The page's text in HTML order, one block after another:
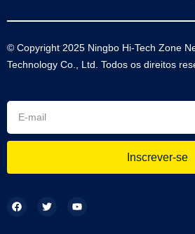
© Copyright 2025 Ningbo Hi-Tech Zone
Technology Co., Ltd. Todos os direitos
Inscrever-se